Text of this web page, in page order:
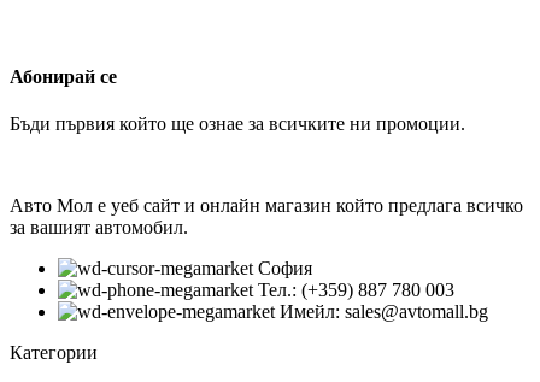
Абонирай се
Бъди първия който ще ознае за всичките ни промоции.
Авто Мол е уеб сайт и онлайн магазин който предлага всичко
за вашият автомобил.
София
Тел.: (+359) 887 780 003
Имейл: sales@avtomall.bg
Категории